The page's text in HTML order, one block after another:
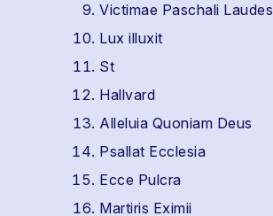
Victimae Paschali Laudes
Lux illuxit
St
Hallvard
Alleluia Quoniam Deus
Psallat Ecclesia
Ecce Pulcra
Martiris Eximii